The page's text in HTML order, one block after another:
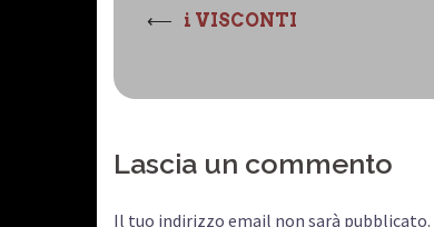
Navigazione
⟵ i VISCONTI
Lascia un commento
Il tuo indirizzo email non sarà pubblicato.